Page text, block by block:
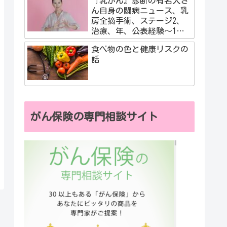
ん自身の闘病ニュース、乳
房全摘手術、ステージ2、
治療、年、公表経験～1度
だけの人生、自分の気づき
食べ物の色と健康リスクの
話
がん保険の専門相談サイト